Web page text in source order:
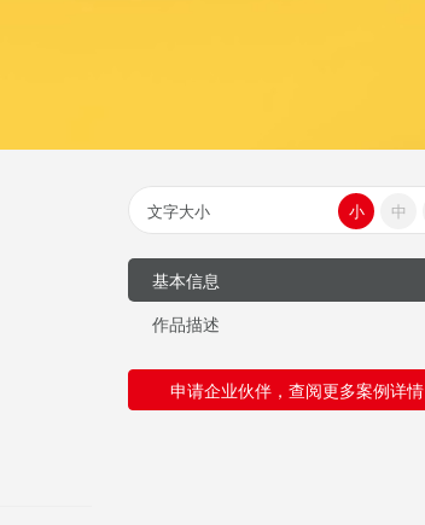
文字大小 中
小
基本信息
作品描述
申请企业伙伴，查阅更多案例详情